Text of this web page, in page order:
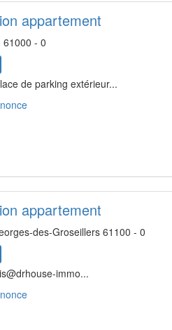
appartement
61000 - 0
de parking extérieur...
appartement
des-Groseillers 61100 - 0
immo...